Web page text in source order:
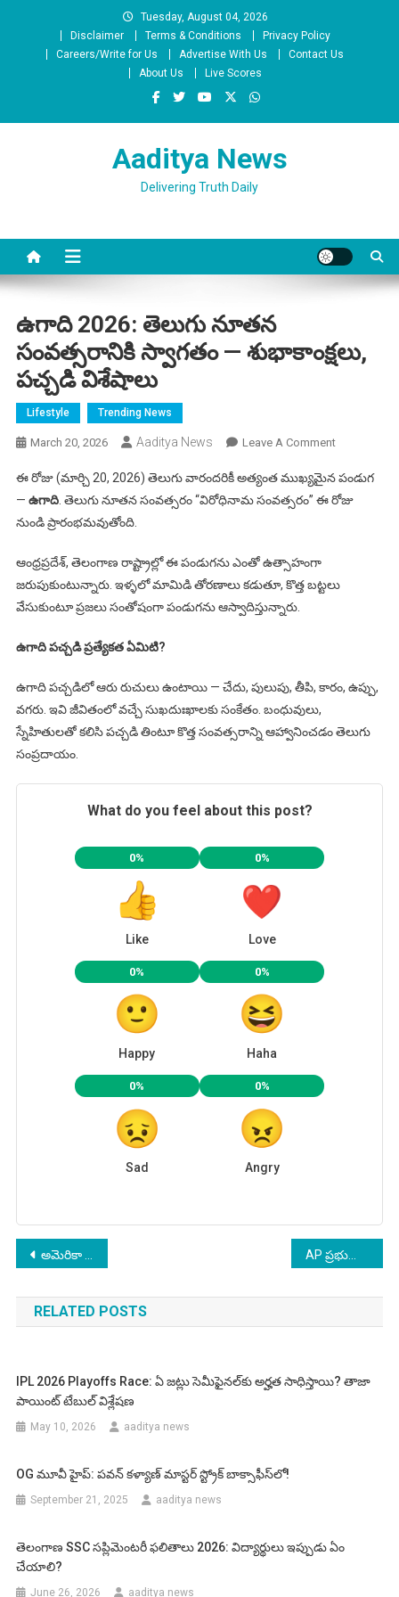
Tuesday, August 04, 2026
Disclaimer
Terms & Conditions
Privacy Policy
Careers/Write for Us
Advertise With Us
Contact Us
About Us
Live Scores
Aaditya News
Delivering Truth Daily
ఉగాది 2026: తెలుగు నూతన
సంవత్సరానికి స్వాగతం — శుభాకాంక్షలు,
పచ్చడి విశేషాలు
Lifestyle Trending News
March 20, 2026 Aaditya News Leave A CommentOn
2026:
తెలుగు
—
ఈ రోజు (మార్చి 20, 2026) తెలుగు వారందరికీ అత్యంత ముఖ్యమైన పండుగ
— ఉగాది. తెలుగు నూతన సంవత్సరం “విరోధినామ సంవత్సరం” ఈ రోజు
నుండి ప్రారంభమవుతోంది.
ఆంధ్రప్రదేశ్, తెలంగాణ రాష్ట్రాల్లో ఈ పండుగను ఎంతో ఉత్సాహంగా
జరుపుకుంటున్నారు. ఇళ్ళలో మామిడి తోరణాలు కడుతూ, కొత్త బట్టలు
వేసుకుంటూ ప్రజలు సంతోషంగా పండుగను ఆస్వాదిస్తున్నారు.
ఉగాది పచ్చడి ప్రత్యేకత ఏమిటి?
ఉగాది పచ్చడిలో ఆరు రుచులు ఉంటాయి — చేదు, పులుపు, తీపి, కారం, ఉప్పు,
వగరు. ఇవి జీవితంలో వచ్చే సుఖదుఃఖాలకు సంకేతం. బంధువులు,
స్నేహితులతో కలిసి పచ్చడి తింటూ కొత్త సంవత్సరాన్ని ఆహ్వానించడం తెలుగు
సంప్రదాయం.
What do you feel about this post?
0%
Like
0%
Love
0%
Happy
0%
Haha
0%
Sad
0%
Angry
Post
navigation
అమెరికా షట్‌డౌన్‌ అలజడి.. ఇండియన్లకు ఎలాంటి ఇబ్బందులు?
RELATED POSTS
IPL 2026 Playoffs Race: ఏ జట్లు సెమీఫైనల్‌కు అర్హత సాధిస్తాయి? తాజా
పాయింట్ టేబుల్ విశ్లేషణ
May 10, 2026 aaditya news
OG మూవీ హైప్: పవన్ కళ్యాణ్ మాస్టర్ స్ట్రోక్ బాక్సాఫీస్‌లో!
September 21, 2025 aaditya news
తెలంగాణ SSC సప్లిమెంటరీ ఫలితాలు 2026: విద్యార్థులు ఇప్పుడు ఏం
చేయాలి?
June 26, 2026 aaditya news